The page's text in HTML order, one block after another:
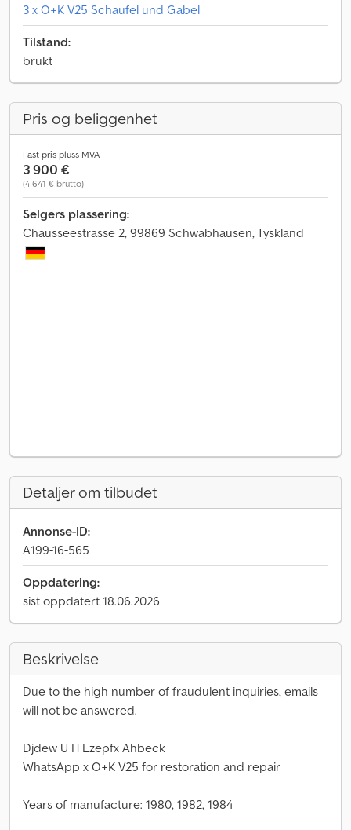
3 x O+K V25 Schaufel und Gabel
Tilstand:
brukt
Pris og beliggenhet
Fast pris pluss MVA
3 900 €
(4 641 € brutto)
Selgers plassering:
Chausseestrasse 2, 99869 Schwabhausen, Tyskland
Detaljer om tilbudet
Annonse-ID:
A199-16-565
Oppdatering:
sist oppdatert 18.06.2026
Beskrivelse
Due to the high number of fraudulent inquiries, emails
will not be answered.
Djdew U H Ezepfx Ahbeck
WhatsApp x O+K V25 for restoration and repair
Years of manufacture: 1980, 1982, 1984